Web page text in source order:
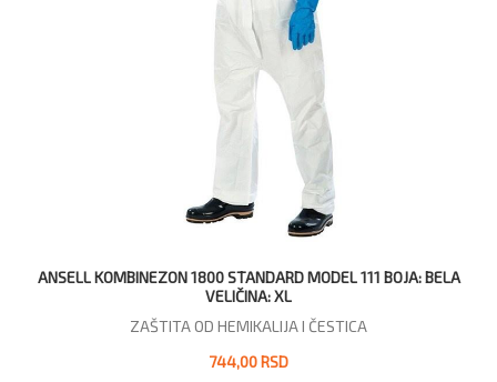
ANSELL KOMBINEZON 1800 STANDARD MODEL 111 BOJA: BELA
VELIČINA: XL
ZAŠTITA OD HEMIKALIJA I ČESTICA
744,00 RSD